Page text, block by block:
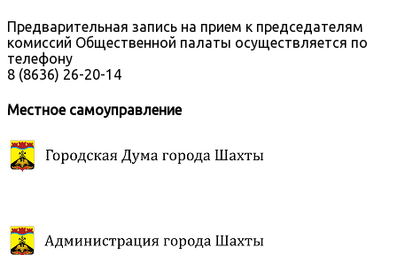
Предварительная запись на прием к председателям
комиссий Общественной палаты осуществляется по
телефону
8 (8636) 26-20-14
Местное самоуправление